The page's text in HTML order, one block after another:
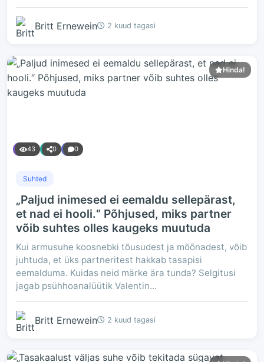
Britt Ernewein 2 kuud tagasi
Hinda!
43 0 0
Suhted
„Paljud inimesed ei eemaldu sellepärast,
et nad ei hooli.“ Põhjused, miks partner
võib suhtes olles kaugeks muutuda
Kui armusuhe koosnebki tõusudest ja mõõnadest, võib
juhtuda, et üks partneritest hakkab tasapisi
eemalduma. Kuidas neid märke ära tunda? Selgitusi
jagab psühhoanalüütik Valentin...
Britt Ernewein 2 kuud tagasi